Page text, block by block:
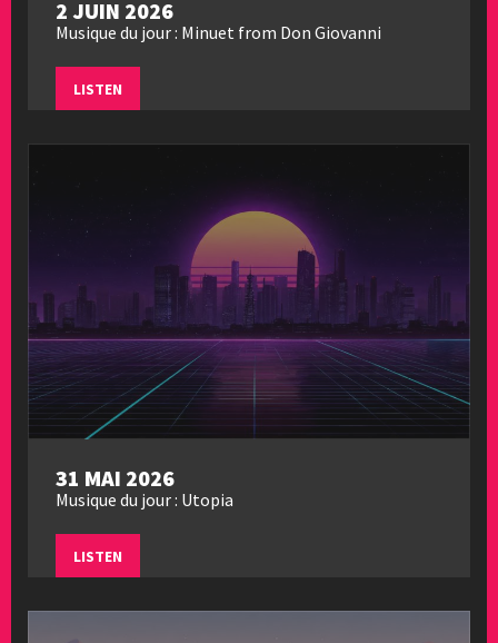
2 JUIN 2026
Musique du jour : Minuet from Don Giovanni
LISTEN
31 MAI 2026
Musique du jour : Utopia
LISTEN